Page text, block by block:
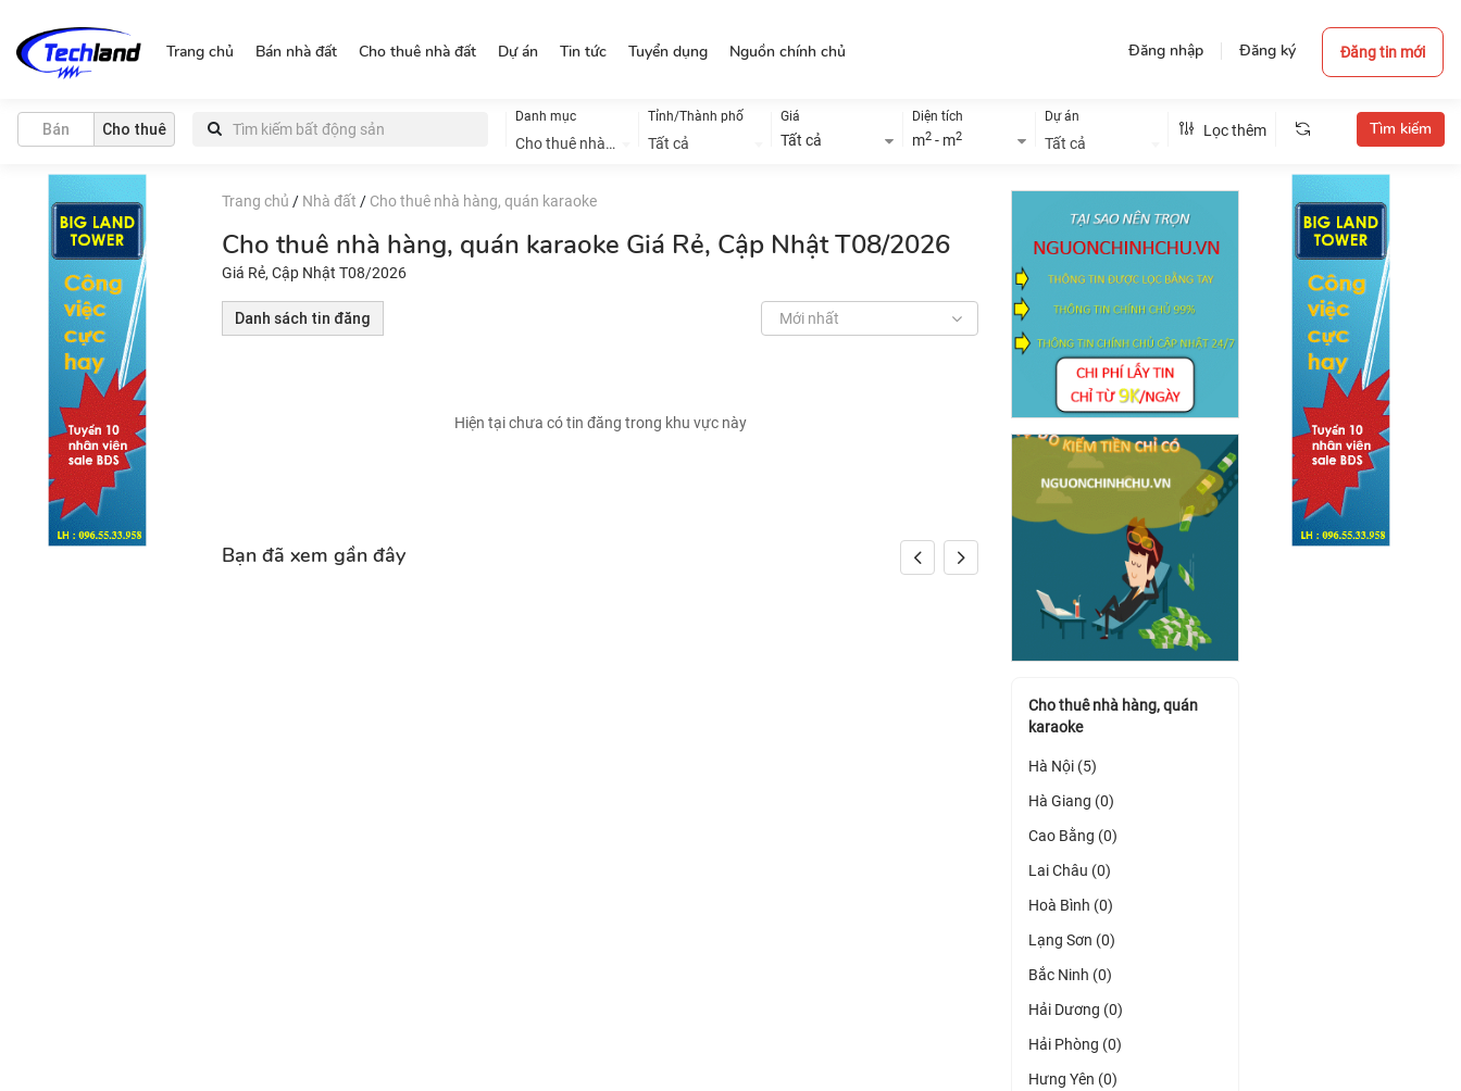
Đăng nhập Đăng ký Đăng tin mới
Trang chủ Bán nhà đất Cho thuê nhà đất Dự án Tin tức Tuyển dụng Nguồn chính chủ
Bán Cho thuê
Danh mục
Cho thuê nhà đất
Tỉnh/Thành phố
Tất cả
Giá
Tất cả
Diện tích
m2 - m2
Dự án
Tất cả
Lọc thêm
Trang chủ / Nhà đất / Cho thuê nhà hàng, quán karaoke
Cho thuê nhà hàng, quán karaoke Giá Rẻ, Cập Nhật T08/2026
Giá Rẻ, Cập Nhật T08/2026
Danh sách tin đăng Mới nhất
Hiện tại chưa có tin đăng trong khu vực này
Bạn đã xem gần đây
Cho thuê nhà hàng, quán
karaoke
Hà Nội (5)
Hà Giang (0)
Cao Bằng (0)
Lai Châu (0)
Hoà Bình (0)
Lạng Sơn (0)
Bắc Ninh (0)
Hải Dương (0)
Hải Phòng (0)
Hưng Yên (0)